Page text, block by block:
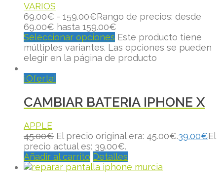
VARIOS
69.00€ - 159.00€Rango de precios: desde
69.00€ hasta 159.00€
Seleccionar opciones Este producto tiene
múltiples variantes. Las opciones se pueden
elegir en la página de producto
¡Oferta!
CAMBIAR BATERIA IPHONE X
APPLE
45.00€ El precio original era: 45.00€.39.00€El
precio actual es: 39.00€.
Añadir al carrito Detalles